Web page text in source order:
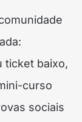
ticket baixo,
curso
sociais